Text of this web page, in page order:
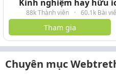
Kinh nghiệm hay hữu
88k Thành viên · 60.1k Bài
Tham gia
Chuyên mục